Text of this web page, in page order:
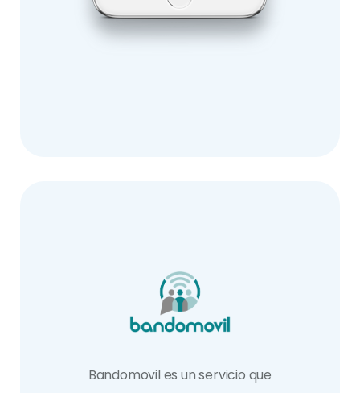
Bandomovil es un servicio que